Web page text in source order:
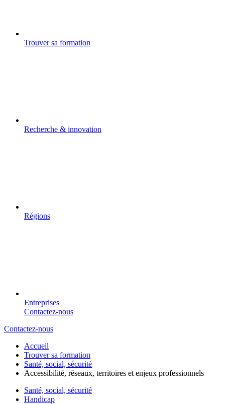
Trouver sa formation
Recherche & innovation
Régions
Entreprises
Contactez-nous
Contactez-nous
Accueil
Trouver sa formation
Santé, social, sécurité
Accessibilité, réseaux, territoires et enjeux professionnels
Santé, social, sécurité
Handicap